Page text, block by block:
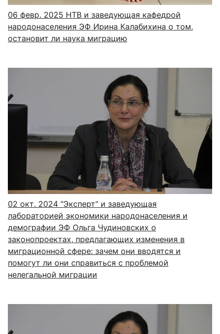
06 февр. 2025 НТВ и заведующая кафедрой
народонаселения ЭФ Ирина Калабихина о том,
остановит ли наука миграцию
02 окт. 2024 "Эксперт" и заведующая
лабораторией экономики народонаселения и
демографии ЭФ Ольга Чудиновских о
законопроектах, предлагающих изменения в
миграционной сфере: зачем они вводятся и
помогут ли они справиться с проблемой
нелегальной миграции